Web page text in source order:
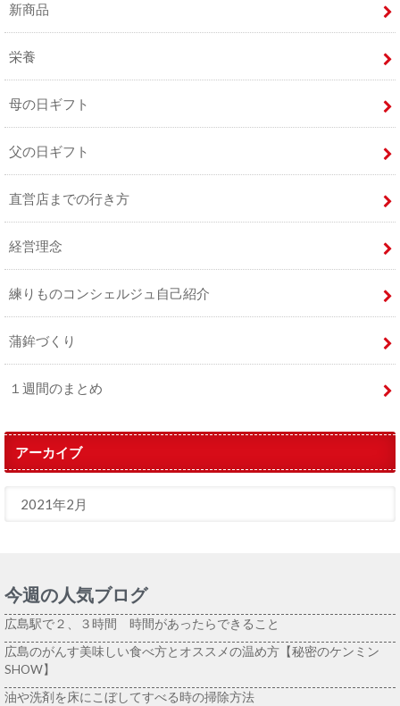
新商品
栄養
母の日ギフト
父の日ギフト
直営店までの行き方
経営理念
練りものコンシェルジュ自己紹介
蒲鉾づくり
１週間のまとめ
アーカイブ
今週の人気ブログ
広島駅で２、３時間 時間があったらできること
広島のがんす美味しい食べ方とオススメの温め方【秘密のケンミン
SHOW】
油や洗剤を床にこぼしてすべる時の掃除方法